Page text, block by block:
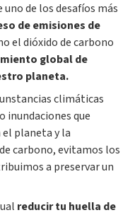
de los desafíos más
de emisiones de
el dióxido de carbono
global de
planeta.
climáticas
inundaciones que
el planeta y la
carbono, evitamos los
a preservar un
reducir tu huella de